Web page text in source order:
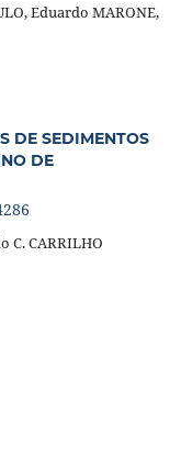
Eduardo MARONE,
DE SEDIMENTOS
DE
C. CARRILHO